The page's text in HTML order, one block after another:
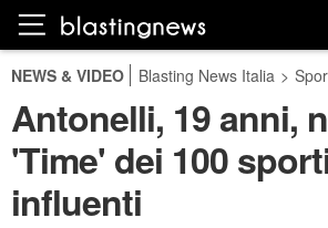
NEWS & VIDEO Blasting News Italia >
Antonelli, 19 anni,
'Time' dei 100
influenti